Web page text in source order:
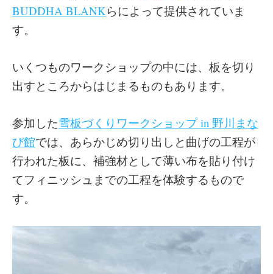
BUDDHA BLANKらによって提供されていま
す。
いくつものワークショップの中には、板を切り
出すところからはじまるものもあります。
参加した雪板づくりワークショップ in 野川まな
び館では、あらかじめ切り出しと曲げの工程が
行われた板に、補強材として薄い布を貼り付け
てフィニッシュまでの工程を体験するもので
す。